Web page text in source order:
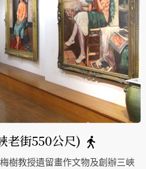
老街550公尺)
樹教授遺留畫作文物及創辦三峽